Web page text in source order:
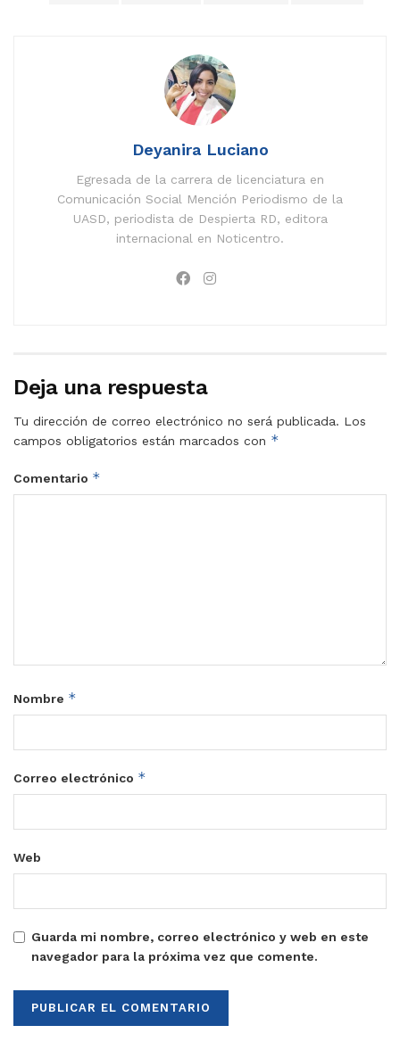
Deyanira Luciano
Egresada de la carrera de licenciatura en
Comunicación Social Mención Periodismo de la
UASD, periodista de Despierta RD, editora
internacional en Noticentro.
Deja una respuesta
Tu dirección de correo electrónico no será publicada. Los
campos obligatorios están marcados con *
Comentario *
Nombre *
Correo electrónico *
Web
Guarda mi nombre, correo electrónico y web en este
navegador para la próxima vez que comente.